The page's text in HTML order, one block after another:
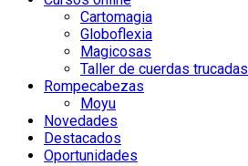
Cartomagia
Globoflexia
Magicosas
Taller de cuerdas trucadas
Rompecabezas
Moyu
Novedades
Destacados
Oportunidades